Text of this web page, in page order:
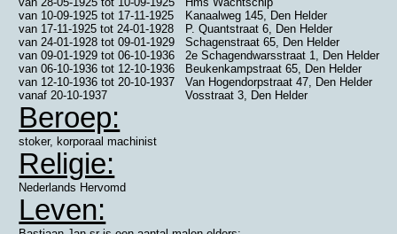
van 10-09-1925 tot 17-11-1925
Kanaalweg 145, Den Helder
van 17-11-1925 tot24-01-1928
P. Quantstraat 6, Den Helder
van24-01-1928 tot09-01-1929
Schagenstraat 65, Den Helder
van09-01-1929 tot06-10-1936
2e Schagendwarsstraat 1, Den Helder
van06-10-1936 tot 12-10-1936
Beukenkampstraat 65, Den Helder
van 12-10-1936 tot20-10-1937
Van Hogendorpstraat 47, Den Helder
vanaf20-10-1937 Vosstraat 3, Den Helder
Beroep:
stoker, korporaal machinist
Religie:
Nederlands Hervomd
Leven: